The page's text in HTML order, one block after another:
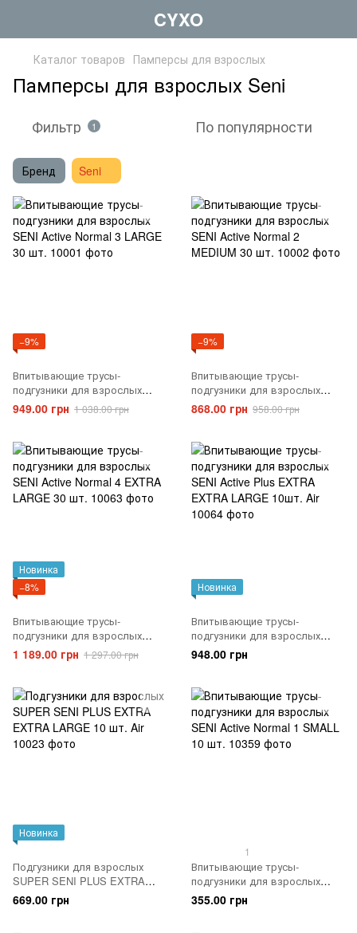
CYXO
Каталог товаров Памперсы для взрослых
Памперсы для взрослых Seni
Фильтр 1 По популярности
Бренд Seni
−9%
Впитывающие трусы-
подгузники для взрослых
SENI Active Normal 3 LARGE
30 шт.
949.00 грн 1 038.00 грн
−9%
Впитывающие трусы-
подгузники для взрослых
SENI Active Normal 2 MEDIUM
30 шт.
868.00 грн 958.00 грн
Новинка
−8%
Впитывающие трусы-
подгузники для взрослых
SENI Active Normal 4 EXTRA
LARGE 30 шт.
1 189.00 грн 1 297.00 грн
Новинка
Впитывающие трусы-
подгузники для взрослых
SENI Active Plus EXTRA
EXTRA LARGE 10шт. Air
948.00 грн
Новинка
Подгузники для взрослых
SUPER SENI PLUS EXTRA
EXTRA LARGE 10 шт. Air
669.00 грн
1
Впитывающие трусы-
подгузники для взрослых
SENI Active Normal 1 SMALL
10 шт.
355.00 грн